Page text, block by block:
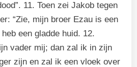
11. Toen zei Jakob tegen
“Zie, mijn broer Ezau is een
een gladde huid. 12.
vader mij; dan zal ik in zijn
zijn en zal ik een vloek over